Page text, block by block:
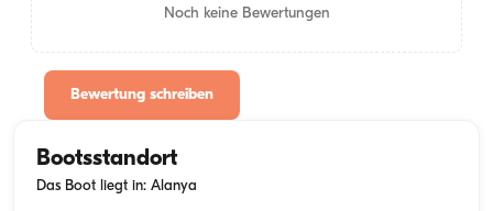
Noch keine Bewertungen
Bewertung schreiben
Bootsstandort
Das Boot liegt in: Alanya